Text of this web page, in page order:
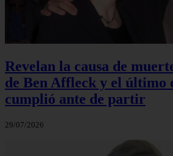
Revelan la causa de
de Ben Affleck y el último
cumplió ante de partir
29/07/2026